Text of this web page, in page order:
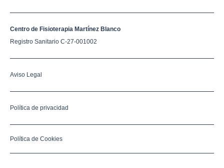
Centro de Fisioterapia Martí­nez Blanco
Registro Sanitario C-27-001002
Aviso Legal
Política de privacidad
Política de Cookies